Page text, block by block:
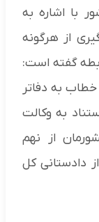
با اشاره به
از هرگونه
گفته است:
به دفاتر
به وکالت
از نهم
از دادستانی کل